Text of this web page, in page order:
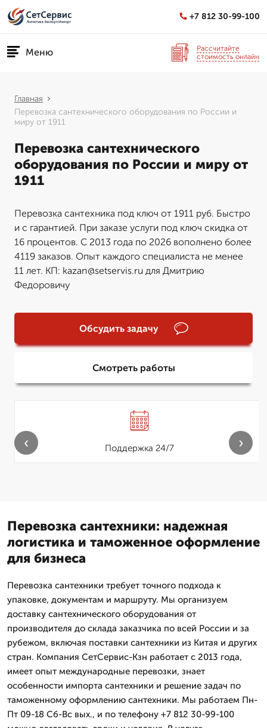
+7 812 30-99-100
Меню
Рассчитайте
стоимость онлайн
Главная
Перевозка сантехнического оборудования по России и
миру от 1911
Перевозка сантехнического
оборудования по России и миру от
1911
Перевозка сантехника под ключ от 1911 руб. Быстро
и с гарантией. При заказе услуги под ключ скидка от
16 процентов. С 2013 года по 2026 вополнено более
4119 заказов. Опыт каждого специалиста не менее
11 лет. КП: kazan@setservis.ru для Дмитрию
Федоровичу
Обсудить задачу
Смотреть работы
Поддержка 24/7
‹ ›
Перевозка сантехники: надежная
логистика и таможенное оформление
для бизнеса
Перевозка сантехники требует точного подхода к
упаковке, документам и маршруту. Мы организуем
доставку сантехнического оборудования от
производителя до склада заказчика по всей России и за
рубежом, включая поставки сантехники из Китая и других
стран. Компания СетСервис-Кзн работает с 2013 года,
имеет опыт международные перевозки, знает
особенности импорта сантехники и решение задач по
таможенному оформлению сантехники. Мы работаем Пн-
Пт 09-18 Сб-Вс вых., и по телефону +7 812 30-99-100